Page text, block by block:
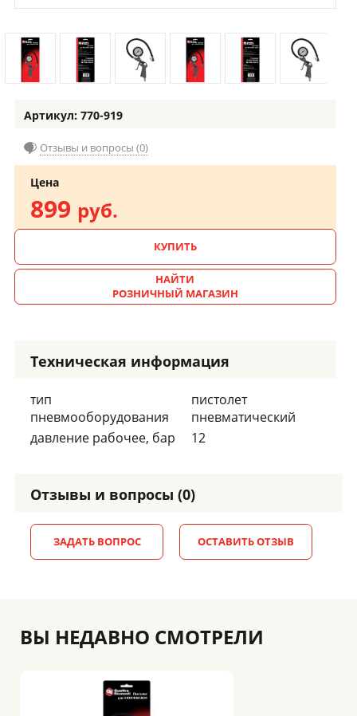
Артикул: 770-919
Отзывы и вопросы (0)
Цена
899 руб.
КУПИТЬ
НАЙТИ
РОЗНИЧНЫЙ МАГАЗИН
Техническая информация
тип
пневмооборудования
пистолет
пневматический
давление рабочее, бар
12
Отзывы и вопросы (0)
ЗАДАТЬ ВОПРОС ОСТАВИТЬ ОТЗЫВ
ВЫ НЕДАВНО СМОТРЕЛИ